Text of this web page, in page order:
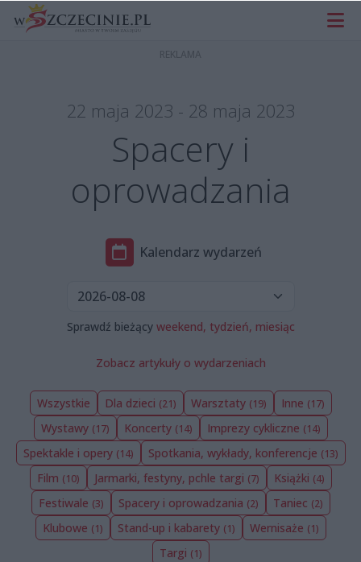
22 maja 2023 - 28 maja 2023
Spacery i
oprowadzania
Kalendarz wydarzeń
Sprawdź bieżący weekend, tydzień, miesiąc
Zobacz artykuły o wydarzeniach
Wszystkie Dla dzieci (21) Warsztaty (19) Inne (17)
Wystawy (17) Koncerty (14) Imprezy cykliczne (14)
Spektakle i opery (14) Spotkania, wykłady, konferencje (13)
Film (10) Jarmarki, festyny, pchle targi (7) Książki (4)
Festiwale (3) Spacery i oprowadzania (2) Taniec (2)
Klubowe (1) Stand-up i kabarety (1) Wernisaże (1)
Targi (1)